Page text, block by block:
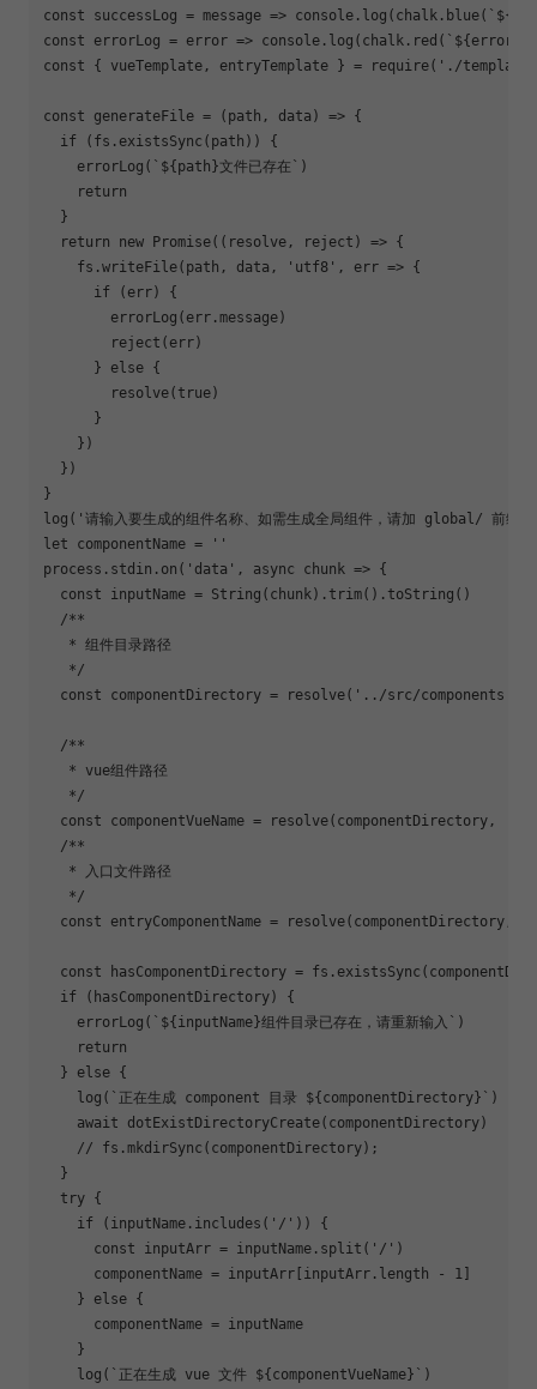
const successLog = message => console .log(chalk.blue( `
const errorLog = error => console .log(chalk.red( ` ${error}
const { vueTemplate, entryTemplate } = require( './template'
const generateFile = ( path, data ) => {
if (fs.existsSync(path)) {
    errorLog(
` ${path}文件已存在` )
return
  }
return
new Promise( ( resolve, reject ) => {
    fs.writeFile(path, data,
'utf8' , err => {
if (err) {
        errorLog(err.message)
        reject(err)
      }
else {
        resolve(
true)
      }
    })
  })
}
log( '请输入要生成的组件名称、如需生成全局组件，请加 global/ 前缀'
let componentName =
''
process.stdin.on( 'data' , async chunk => {
const inputName = String (chunk).trim().toString()
/**
   * 组件目录路径
   */
const componentDirectory = resolve( '../src/components'
/**
   * vue组件路径
   */
const componentVueName = resolve(componentDirectory,
/**
   * 入口文件路径
   */
const entryComponentName = resolve(componentDirectory,
const hasComponentDirectory =
if (hasComponentDirectory) {
    errorLog(
` ${inputName}组件目录已存在，请重新输入` )
return
  }
else {
    log(
`正在生成 component 目录 ${componentDirectory} ` )
await dotExistDirectoryCreate(componentDirectory)
// fs.mkdirSync(componentDirectory);
  }
try {
if (inputName.includes( '/' )) {
const inputArr = inputName.split( '/' )
      componentName = inputArr[inputArr.length -
1 ]
    }
else {
      componentName = inputName
    }
    log(
`正在生成 vue 文件 ${componentVueName} ` )